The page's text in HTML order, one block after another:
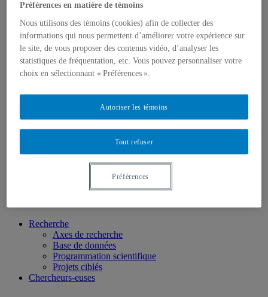
Activités
Colloque international CRISES
Perspectives et dialogue
Vidéos et baladodiffusions
Recherche
Axes de recherche
Base de données
Programmation scientifique
Projets ciblés
Chercheurs-euses
Préférences en matière de témoins
Nous utilisons des témoins (cookies) afin de collecter des
informations qui nous permettent d’améliorer votre expérience sur
le site, de vous proposer des contenus vidéo, d’analyser les
statistiques de fréquentation, etc. Vous pouvez personnaliser votre
choix en sélectionnant « Préférences ».
Tout refuser
Autoriser les témoins
Préférences